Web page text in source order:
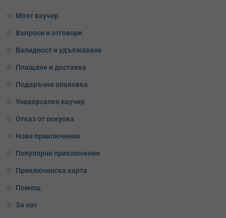
Моят ваучер
Въпроси и отговори
Валидност и удължаване
Плащане и доставка
Подаръчна опаковка
Универсален ваучер
Отказ от покупка
Нови приключения
Популярни приключения
Приключенска карта
Помощ
За нас